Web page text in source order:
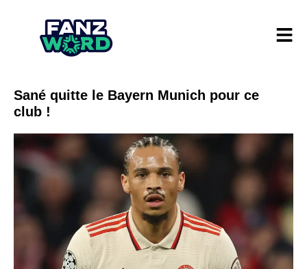
Sané quitte le Bayern Munich pour ce
club !